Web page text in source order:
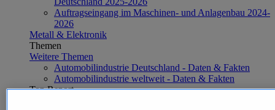
Auftragseingang im Maschinen- und Anlagenbau 2024-
2026
Metall & Elektronik
Themen
Weitere Themen
Automobilindustrie Deutschland - Daten & Fakten
Automobilindustrie weltweit - Daten & Fakten
Top Report